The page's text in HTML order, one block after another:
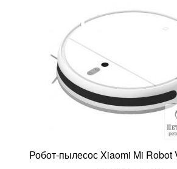
Игуменский тракт:много
Робот-пылесос Xiaomi Mi Robot